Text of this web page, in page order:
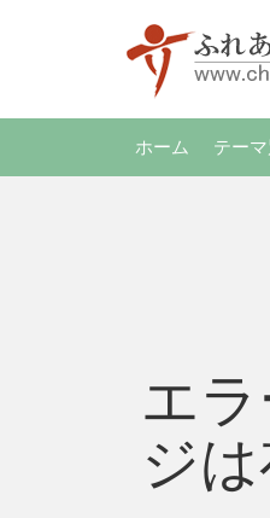
ホーム テー
エ
ジ